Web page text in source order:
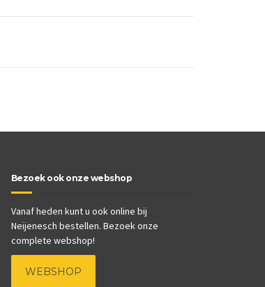
Bezoek ook onze webshop
Vanaf heden kunt u ook online bij
Neijenesch bestellen. Bezoek onze
complete webshop!
WEBSHOP